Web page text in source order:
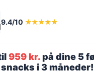
9.4/10 ★★★★★
959 kr.på dine 5
i 3 måneder!